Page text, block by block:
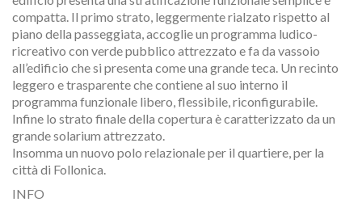
compatta. Il primo strato, leggermente rialzato rispetto al
piano della passeggiata, accoglie un programma ludico-
ricreativo con verde pubblico attrezzato e fa da vassoio
all’edificio che si presenta come una grande teca. Un recinto
leggero e trasparente che contiene al suo interno il
programma funzionale libero, flessibile, riconfigurabile.
Infine lo strato finale della copertura è caratterizzato da un
grande solarium attrezzato.
Insomma un nuovo polo relazionale per il quartiere, per la
città di Follonica.
INFO